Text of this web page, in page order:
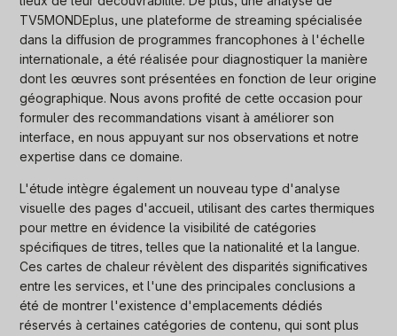
TV5MONDEplus, une plateforme de streaming spécialisée
dans la diffusion de programmes francophones à l'échelle
internationale, a été réalisée pour diagnostiquer la manière
dont les œuvres sont présentées en fonction de leur origine
géographique. Nous avons profité de cette occasion pour
formuler des recommandations visant à améliorer son
interface, en nous appuyant sur nos observations et notre
expertise dans ce domaine.
L'étude intègre également un nouveau type d'analyse
visuelle des pages d'accueil, utilisant des cartes thermiques
pour mettre en évidence la visibilité de catégories
spécifiques de titres, telles que la nationalité et la langue.
Ces cartes de chaleur révèlent des disparités significatives
entre les services, et l'une des principales conclusions a
été de montrer l'existence d'emplacements dédiés
réservés à certaines catégories de contenu, qui sont plus